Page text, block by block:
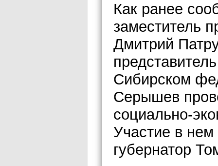
Как ранее
заместитель
Дмитрий
Сибирском
Серышев
социально-
Участие в
губернатор